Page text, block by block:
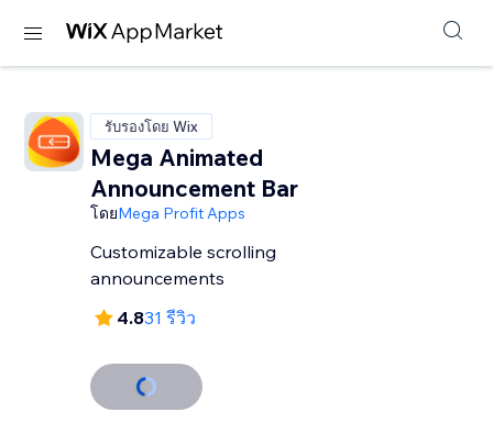
รับรองโดย Wix
Mega Animated
Announcement Bar
โดยMega Profit Apps
Customizable scrolling
announcements
4.831 รีวิว